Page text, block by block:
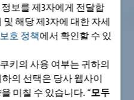
보를 제3자에게 전달합
해당 제3자에 대한 자세
호 정책에서 확인할 수 있
키의 사용 여부는 귀하의
의 선택은 당사 웹사이
미칠 수 있습니다. “모두
스테르 수지 함침 │ 4. 리브 절삭 │